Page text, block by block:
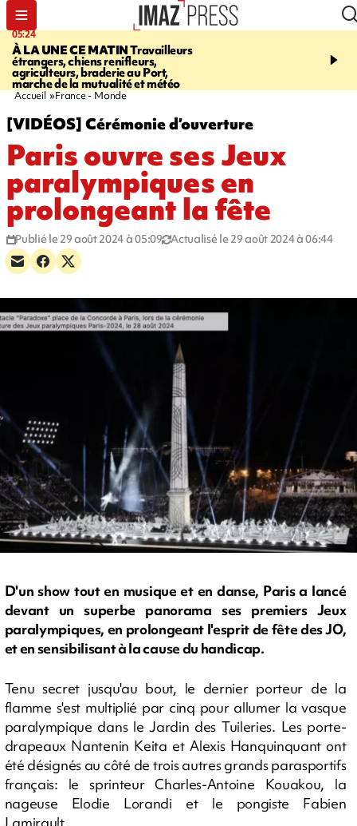
05:24
À LA UNE CE MATINTravailleurs
étrangers, chiens renifleurs,
agriculteurs, braderie au Port,
marche de la mutualité et météo
07:05
mobilisés pour traquer
Accueil France - Monde
[VIDÉOS] Cérémonie d’ouverture
Paris ouvre ses Jeux
paralympiques en
prolongeant la fête
Publié le 29 août 2024 à 05:09 Actualisé le 29 août 2024 à 06:44
D'un show tout en musique et en danse, Paris a lancé
devant un superbe panorama ses premiers Jeux
paralympiques, en prolongeant l'esprit de fête des JO,
et en sensibilisant à la cause du handicap.
Tenu secret jusqu'au bout, le dernier porteur de la
flamme s'est multiplié par cinq pour allumer la vasque
paralympique dans le Jardin des Tuileries. Les porte-
drapeaux Nantenin Keita et Alexis Hanquinquant ont
été désignés au côté de trois autres grands parasportifs
français: le sprinteur Charles-Antoine Kouakou, la
nageuse Elodie Lorandi et le pongiste Fabien
Lamirault.